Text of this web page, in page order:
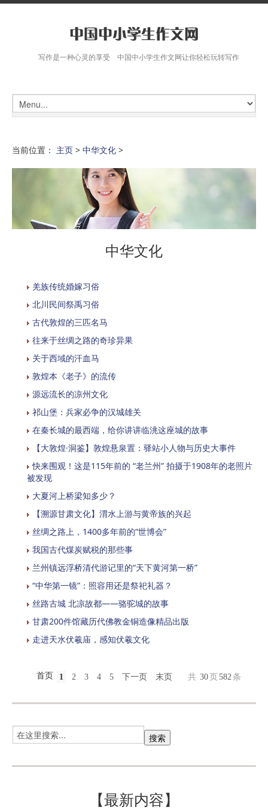
写作是一种心灵的享受 中国中小学生作文网让你轻松玩转写作
当前位置： 主页 > 中华文化 >
中华文化
羌族传统婚嫁习俗
北川民间祭禹习俗
古代敦煌的三匹名马
往来于丝绸之路的奇珍异果
关于西域的汗血马
敦煌本《老子》的流传
源远流长的凉州文化
祁山堡：兵家必争的汉城雄关
在秦长城的最西端，给你讲讲临洮这座城的故事
【大敦煌·洞鉴】敦煌悬泉置：驿站小人物与历史大事件
快来围观！这是115年前的 “老兰州” 拍摄于1908年的老照片
被发现
大夏河上桥梁知多少？
【溯源甘肃文化】渭水上游与黄帝族的兴起
丝绸之路上，1400多年前的“世博会”
我国古代煤炭赋税的那些事
兰州镇远浮桥清代游记里的“天下黄河第一桥”
“中华第一镜”：照容用还是祭祀礼器？
丝路古城 北凉故都——骆驼城的故事
甘肃200件馆藏历代佛教金铜造像精品出版
走进天水伏羲庙，感知伏羲文化
首页 1 2 3 4 5 下一页 末页 共 30 页 582 条
【最新内容】